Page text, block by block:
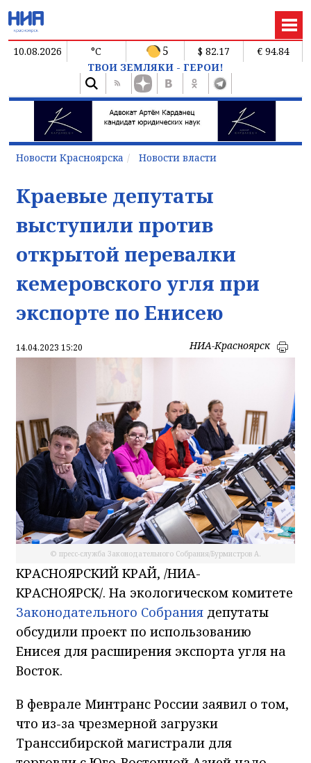
10.08.2026 °C 5 $ 82.17
€ 94.84
ТВОИ ЗЕМЛЯКИ - ГЕРОИ!
Новости Красноярска Новости власти
Краевые депутаты
выступили против
открытой перевалки
кемеровского угля при
экспорте по Енисею
14.04.2023 15:20 НИА-Красноярск
© пресс-служба Законодательного Собрания/Бурмистров А.
КРАСНОЯРСКИЙ КРАЙ, /НИА-
КРАСНОЯРСК/. На экологическом комитете
Законодательного Собрания депутаты
обсудили проект по использованию
Енисея для расширения экспорта угля на
Восток.
В феврале Минтранс России заявил о том,
что из-за чрезмерной загрузки
Транссибирской магистрали для